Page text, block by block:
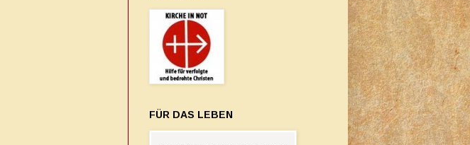
FÜR DAS LEBEN